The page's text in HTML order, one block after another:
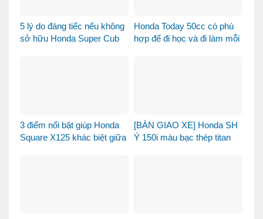
5 lý do đáng tiếc nếu không
sở hữu Honda Super Cub
Honda Today 50cc có phù
hợp để đi học và đi làm mỗi
3 điểm nổi bật giúp Honda
Square X125 khác biệt giữa
[BÀN GIAO XE] Honda SH
Ý 150i màu bạc thép titan